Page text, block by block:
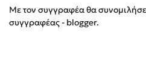
Με τον συγγραφέα θα
συγγραφέας - blogger.